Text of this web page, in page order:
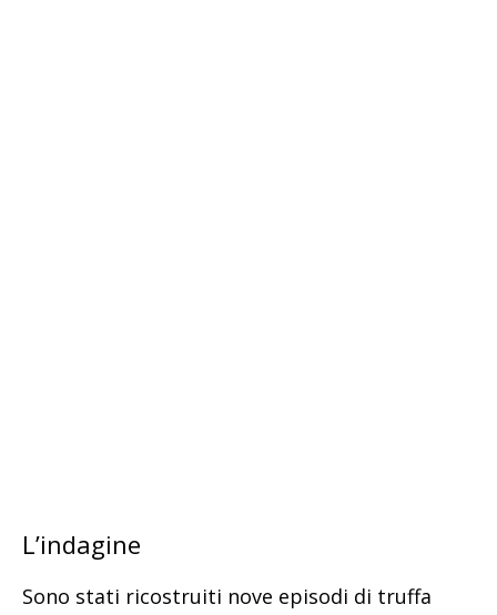
L’indagine
Sono stati ricostruiti nove episodi di truffa